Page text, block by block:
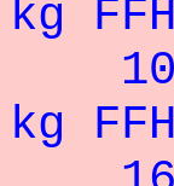
kg
10°
kg